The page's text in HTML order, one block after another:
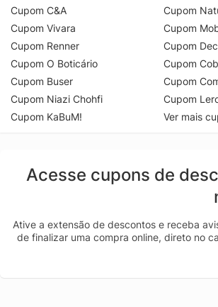
Cupom C&A
Cupom Vivara
Cupom Renner
Cupom O Boticário
Cupom Buser
Cupom Niazi Chohfi
Cupom KaBuM!
Cupom
Cupom
Cupom
Cupom
Cupom
Cupom
Ver mais
Acesse cupons de
Ative a extensão de descontos e receba
de finalizar uma compra online, direto no